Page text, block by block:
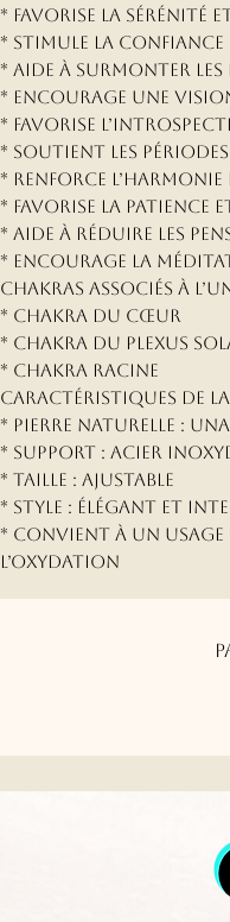
* Favorise la sérénité
* Stimule la confiance
* Aide à surmonter
* Encourage une
* Favorise
* Soutient les
* Renforce
* Favorise la
* Aide à réduire les
* Encourage la
Chakras associés à
* Chakra du Cœur
* Chakra du Plexus
* Chakra Racine
Caractéristiques de la
* Pierre naturelle :
* Support : acier
* Taille : ajustable
* Style : élégant et
* Convient à un
l’oxydation